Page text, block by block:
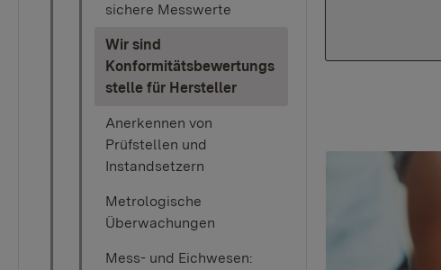
sichere Messwerte
Wir sind
Konformitätsbewertungs
stelle für Hersteller(current)
Anerkennen von
Prüfstellen und
Instandsetzern
Metrologische
Überwachungen
Mess- und Eichwesen: